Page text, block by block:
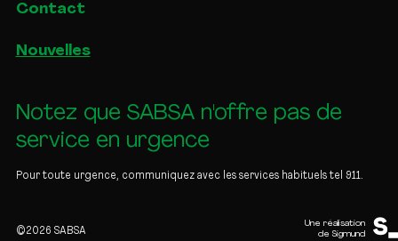
Contact
Nouvelles
Notez que SABSA n'offre pas de
service en urgence
Pour toute urgence, communiquez avec les services habituels tel 911.
©2026 SABSA
Une réalisation
de Sigmund